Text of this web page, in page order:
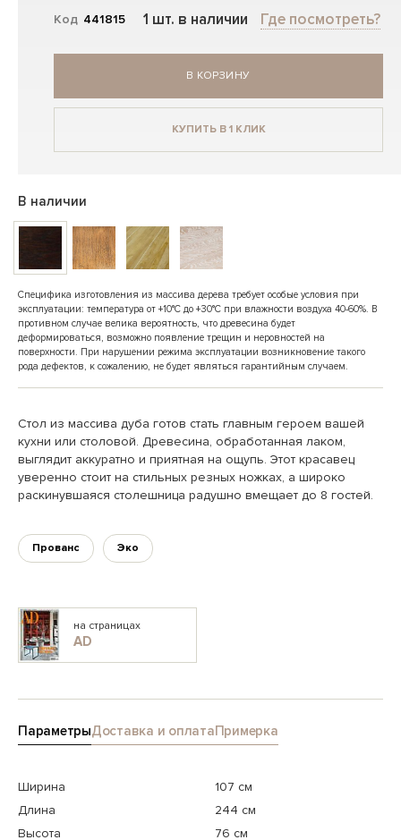
Код 441815 1 шт. в наличии Где посмотреть?
В КОРЗИНУ
КУПИТЬ В 1 КЛИК
В наличии
Специфика изготовления из массива дерева требует особые условия при
эксплуатации: температура от +10°C до +30°C при влажности воздуха 40-60%. В
противном случае велика вероятность, что древесина будет
деформироваться, возможно появление трещин и неровностей на
поверхности. При нарушении режима эксплуатации возникновение такого
рода дефектов, к сожалению, не будет являться гарантийным случаем.
Стол из массива дуба готов стать главным героем вашей
кухни или столовой. Древесина, обработанная лаком,
выглядит аккуратно и приятная на ощупь. Этот красавец
уверенно стоит на стильных резных ножках, а широко
раскинувшаяся столешница радушно вмещает до 8 гостей.
Прованс Эко
на страницах
AD
ПараметрыДоставка и оплатаПримерка
Ширина
107 см
Длина
244 см
Высота
76 см